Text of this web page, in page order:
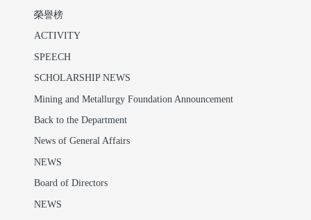
榮譽榜
ACTIVITY
SPEECH
SCHOLARSHIP NEWS
Mining and Metallurgy Foundation Announcement
Back to the Department
News of General Affairs
NEWS
Board of Directors
NEWS